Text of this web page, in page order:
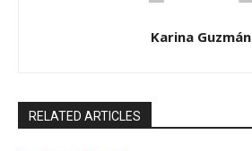
Karina Guzmán
RELATED ARTICLES